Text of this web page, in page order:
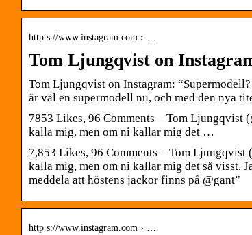
http s://www.instagram.com › …
Tom Ljungqvist on
Tom Ljungqvist on Instagram:
är väl en supermodell nu, och med den nya
7853 Likes, 96 Comments – Tom Ljungqvist
kalla mig, men om ni kallar mig det …
7,853 Likes, 96 Comments – Tom
kalla mig, men om ni kallar mig det så visst.
meddela att höstens jackor finns på @gant”
http s://www.instagram.com › …